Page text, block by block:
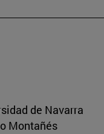
de Navarra
Montañés